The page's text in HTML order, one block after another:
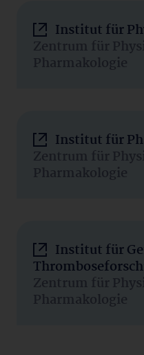
Institut für
Zentrum für
Pharmakologie
Institut für
Zentrum für
Pharmakologie
Institut für
Zentrum für
Pharmakologie